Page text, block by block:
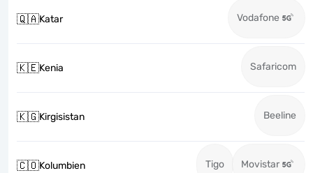
🇶🇦Katar Vodafone
🇰🇪Kenia Safaricom
🇰🇬Kirgisistan Beeline
🇨🇴Kolumbien Tigo Movistar